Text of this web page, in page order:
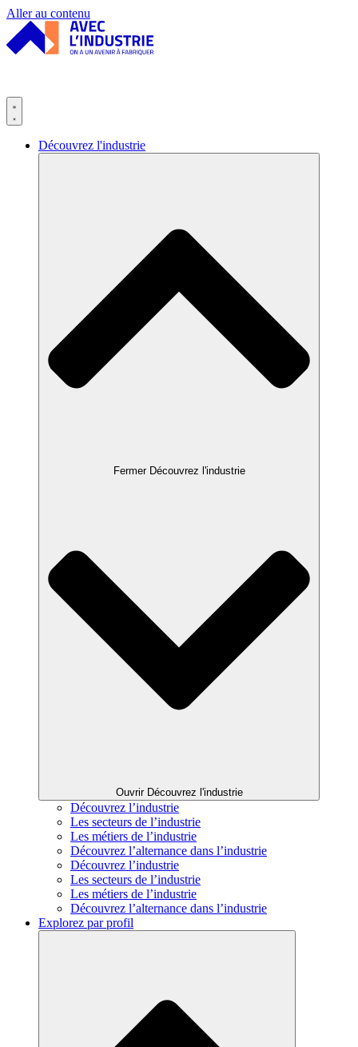
Panneau de gestion des cookies
Aller au contenu
Découvrez l'industrie
Fermer Découvrez l'industrie
Ouvrir Découvrez l'industrie
Découvrez l’industrie
Les secteurs de l’industrie
Les métiers de l’industrie
Découvrez l’alternance dans l’industrie
Découvrez l’industrie
Les secteurs de l’industrie
Les métiers de l’industrie
Découvrez l’alternance dans l’industrie
Explorez par profil